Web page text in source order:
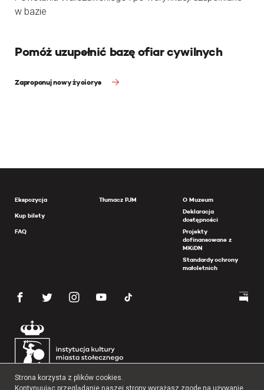
w bazie
Pomóż uzupełnić bazę ofiar cywilnych
Zaproponuj nowy życiorys
Ekspozycja
Kup bilety
FAQ
Tłumacz PJM
O Muzeum
Deklaracja
dostępności
Projekty
dofinansowane z
MKiDN
Standardy ochrony
małoletnich
Strona korzysta z plików cookies.
Kontynuując przeglądanie naszej strony wyrażasz zgodę na używanie